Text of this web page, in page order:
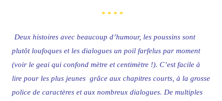
* * * *
Deux histoires avec beaucoup d’humour, les poussins sont
plutôt loufoques et les dialogues un poil farfelus par moment
(voir le geai qui confond mètre et centimètre !). C’est facile à
lire pour les plus jeunes grâce aux chapitres courts, à la grosse
police de caractères et aux nombreux dialogues. De multiples